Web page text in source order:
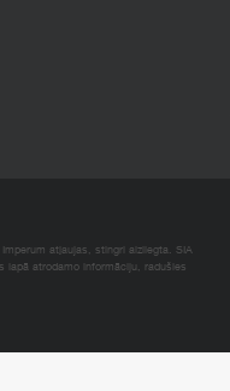
atļaujas, stingri aizliegta. SIA
lapā atrodamo informāciju, radušies